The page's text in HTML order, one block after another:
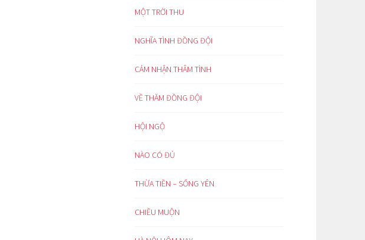
MỘT TRỜI THU
NGHĨA TÌNH ĐỒNG ĐỘI
CẢM NHẬN THÂM TÌNH
VỀ THĂM ĐỒNG ĐỘI
HỘI NGỘ
NÀO CÓ ĐỦ
THỪA TIỀN – SỐNG YÊN
CHIỀU MUỘN